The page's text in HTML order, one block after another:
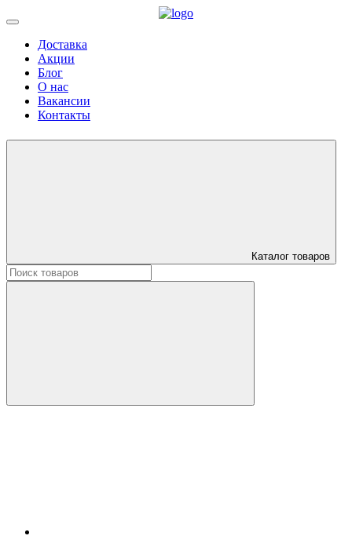
Доставка
Акции
Блог
О нас
Вакансии
Контакты
Каталог товаров
Искать: